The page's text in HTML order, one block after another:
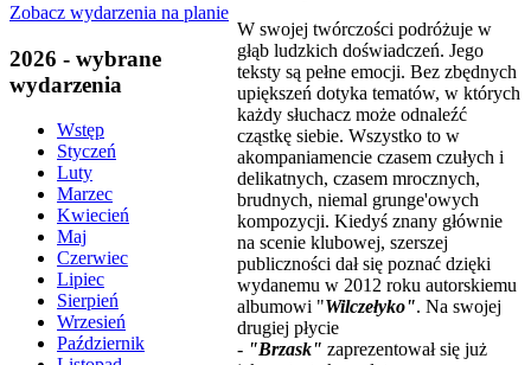
Zobacz wydarzenia na planie
2026 - wybrane
wydarzenia
Wstęp
Styczeń
Luty
Marzec
Kwiecień
Maj
Czerwiec
Lipiec
Sierpień
Wrzesień
Październik
W swojej twórczości podróżuje w
głąb ludzkich doświadczeń. Jego
teksty są pełne emocji. Bez zbędnych
upiększeń dotyka tematów, w których
każdy słuchacz może odnaleźć
cząstkę siebie. Wszystko to w
akompaniamencie czasem czułych i
delikatnych, czasem mrocznych,
brudnych, niemal grunge'owych
kompozycji. Kiedyś znany głównie
na scenie klubowej, szerszej
publiczności dał się poznać dzięki
wydanemu w 2012 roku autorskiemu
albumowi "Wilczełyko". Na swojej
drugiej płycie
- "Brzask" zaprezentował się już